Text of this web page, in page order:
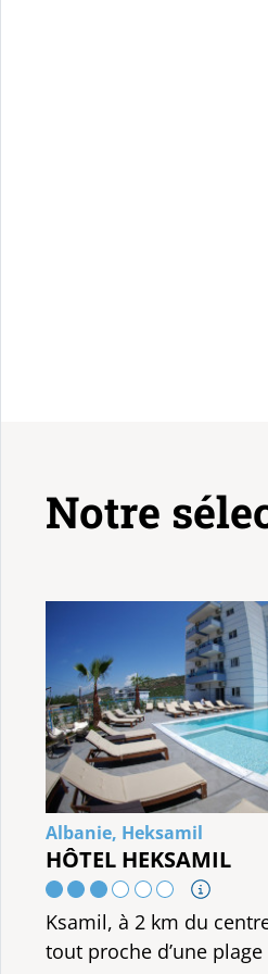
Notre
Albanie, Heksamil
HÔTEL HEKSAMIL
Ksamil, à 2 km du
tout proche d’une